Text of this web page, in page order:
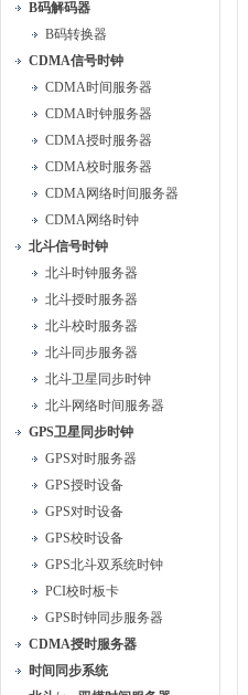
B码解码器
B码转换器
CDMA信号时钟
CDMA时间服务器
CDMA时钟服务器
CDMA授时服务器
CDMA校时服务器
CDMA网络时间服务器
CDMA网络时钟
北斗信号时钟
北斗时钟服务器
北斗授时服务器
北斗校时服务器
北斗同步服务器
北斗卫星同步时钟
北斗网络时间服务器
GPS卫星同步时钟
GPS对时服务器
GPS授时设备
GPS对时设备
GPS校时设备
GPS北斗双系统时钟
PCI校时板卡
GPS时钟同步服务器
CDMA授时服务器
时间同步系统